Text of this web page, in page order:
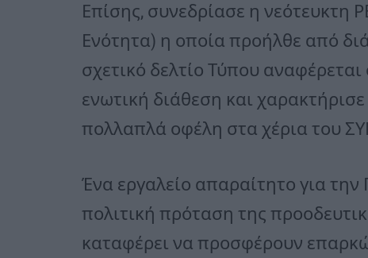
Επίσης, συνεδρίασε η νεότευκτη
Ενότητα) η οποία προήλθε από
σχετικό δελτίο Τύπου
ενωτική διάθεση και
πολλαπλά οφέλη στα χέρια του
Ένα εργαλείο απαραίτητο για
πολιτική πρόταση της
καταφέρει να προσφέρουν